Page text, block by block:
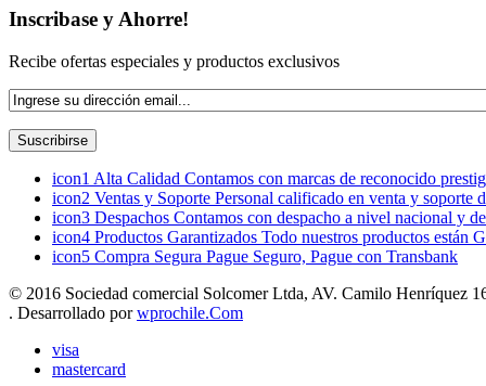
Inscribase y Ahorre!
Recibe ofertas especiales y productos exclusivos
icon1 Alta Calidad Contamos con marcas de reconocido
icon2 Ventas y Soporte Personal calificado en venta y soporte
icon3 Despachos Contamos con despacho a nivel nacional y
icon4 Productos Garantizados Todo nuestros productos están
icon5 Compra Segura Pague Seguro, Pague con Transbank
© 2016 Sociedad comercial Solcomer Ltda, AV. Camilo Henríquez
. Desarrollado porwprochile.Com
visa
mastercard